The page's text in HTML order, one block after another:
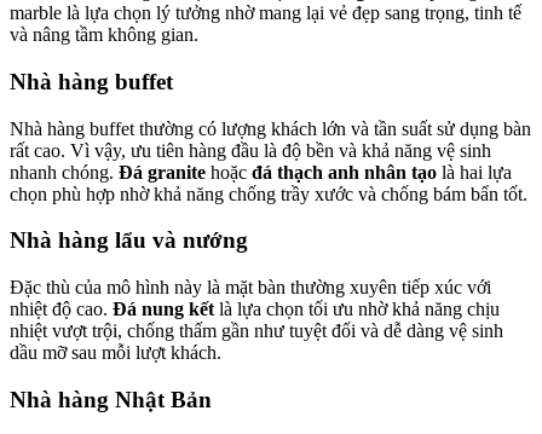
marble là lựa chọn lý tưởng nhờ mang lại vẻ đẹp sang trọng, tinh tế
và nâng tầm không gian.
Nhà hàng buffet
Nhà hàng buffet thường có lượng khách lớn và tần suất sử dụng bàn
rất cao. Vì vậy, ưu tiên hàng đầu là độ bền và khả năng vệ sinh
nhanh chóng. Đá granite hoặc đá thạch anh nhân tạo là hai lựa
chọn phù hợp nhờ khả năng chống trầy xước và chống bám bẩn tốt.
Nhà hàng lẩu và nướng
Đặc thù của mô hình này là mặt bàn thường xuyên tiếp xúc với
nhiệt độ cao. Đá nung kết là lựa chọn tối ưu nhờ khả năng chịu
nhiệt vượt trội, chống thấm gần như tuyệt đối và dễ dàng vệ sinh
dầu mỡ sau mỗi lượt khách.
Nhà hàng Nhật Bản